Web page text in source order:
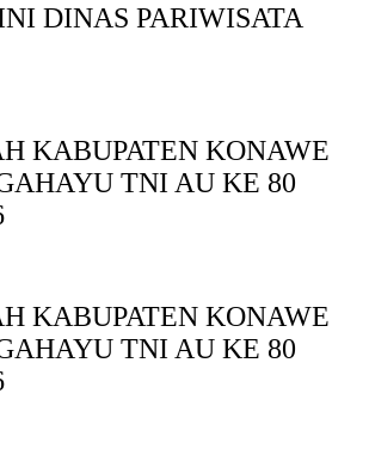
DINAS PARIWISATA
KABUPATEN KONAWE
TNI AU KE 80
KABUPATEN KONAWE
TNI AU KE 80